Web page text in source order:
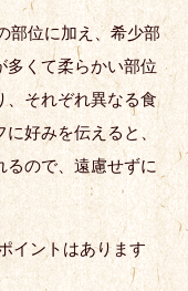
部位に加え、希少部
多くて柔らかい部位
、それぞれ異なる食
に好みを伝えると、
るので、遠慮せずに
イントはあります